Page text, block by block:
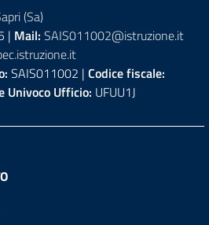
(Sa)
| Mail: SAIS011002@istruzione.it
SAIS011002 | Codice fiscale:
Univoco Ufficio: UFUU1J